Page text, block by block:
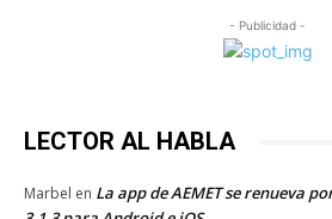
- Publicidad -
LECTOR AL HABLA
Marbel en La app de AEMET se renueva